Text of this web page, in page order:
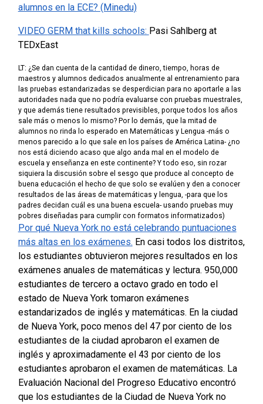
alumnos en la ECE? (Minedu)
VIDEO GERM that kills schools: Pasi Sahlberg at
TEDxEast
LT: ¿Se dan cuenta de la cantidad de dinero, tiempo, horas de
maestros y alumnos dedicados anualmente al entrenamiento para
las pruebas estandarizadas se desperdician para no aportarle a las
autoridades nada que no podría evaluarse con pruebas muestrales,
y que además tiene resultados previsibles, porque todos los años
sale más o menos lo mismo? Por lo demás, que la mitad de
alumnos no rinda lo esperado en Matemáticas y Lengua -más o
menos parecido a lo que sale en los países de América Latina- ¿no
nos está diciendo acaso que algo anda mal en el modelo de
escuela y enseñanza en este continente? Y todo eso, sin rozar
siquiera la discusión sobre el sesgo que produce al concepto de
buena educación el hecho de que solo se evalúen y den a conocer
resultados de las áreas de matemáticas y lengua, -para que los
padres decidan cuál es una buena escuela- usando pruebas muy
pobres diseñadas para cumplir con formatos informatizados)
Por qué Nueva York no está celebrando puntuaciones
más altas en los exámenes. En casi todos los distritos,
los estudiantes obtuvieron mejores resultados en los
exámenes anuales de matemáticas y lectura. 950,000
estudiantes de tercero a octavo grado en todo el
estado de Nueva York tomaron exámenes
estandarizados de inglés y matemáticas. En la ciudad
de Nueva York, poco menos del 47 por ciento de los
estudiantes de la ciudad aprobaron el examen de
inglés y aproximadamente el 43 por ciento de los
estudiantes aprobaron el examen de matemáticas. La
Evaluación Nacional del Progreso Educativo encontró
que los estudiantes de la Ciudad de Nueva York no